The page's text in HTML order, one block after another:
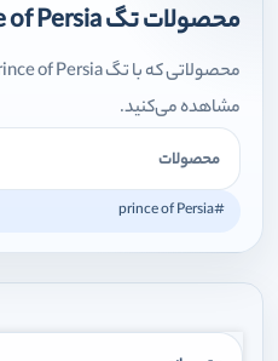
محصولات تگ prince of Persia
مشاهده می‌کنید.
محصولات
#prince of Persia